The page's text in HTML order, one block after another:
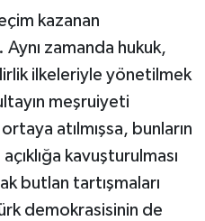
kazanan
zamanda hukuk,
ilkeleriyle yönetilmek
meşruiyeti
atılmışsa, bunların
kavuşturulması
butlan tartışmaları
demokrasisinin de